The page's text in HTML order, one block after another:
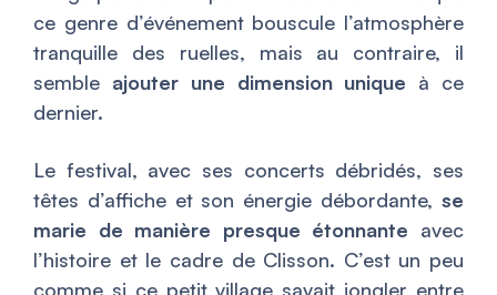
ce genre d’événement bouscule l’atmosphère
tranquille des ruelles, mais au contraire, il
semble ajouter une dimension unique à ce
dernier.
Le festival, avec ses concerts débridés, ses
têtes d’affiche et son énergie débordante, se
marie de manière presque étonnante avec
l’histoire et le cadre de Clisson. C’est un peu
comme si ce petit village savait jongler entre